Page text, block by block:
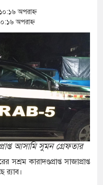
জোর
বাংলা
ভারতীয়
বেড়ে
অপরাহ্ন
অপরাহ্ন
আসামি সুমন গ্রেফতার
কারাদণ্ডপ্রাপ্ত সাজাপ্রাপ্ত
র‍্যাব।